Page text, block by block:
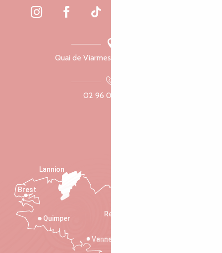
Quai de Viarmes, 22300 Lannion
02 96 05 60 70
Rennes
Vannes
Quimper
Lannion
Brest